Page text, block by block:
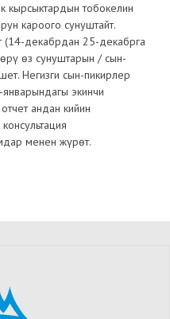
кырсыктардын тобокелин
кароого сунуштайт.
(14-декабрдан 25-декабрга
өз сунуштарын / сын-
Негизги сын-пикирлер
экинчи
андан кийин
менен жүрөт.